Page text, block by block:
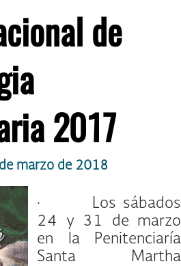
de
2017
marzo de 2018
· Los sábados
24 y 31 de marzo
en la Penitenciaría
Santa Martha